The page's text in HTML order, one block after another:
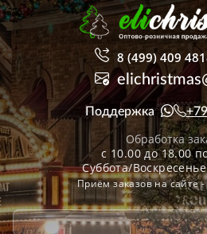
8 (499) 409
Поддержка
Обработка
с 10.00 до 18.00
Суббота/
Приём заказов на сайте -